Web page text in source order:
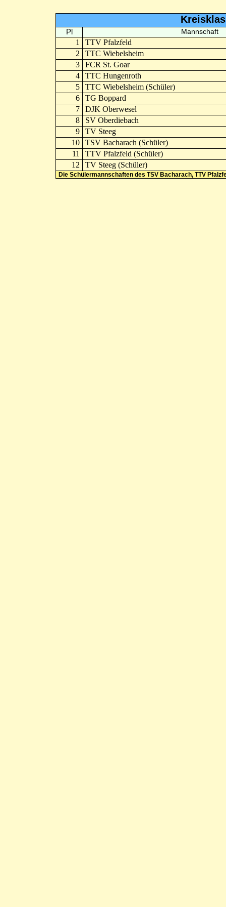
Pl Mannschaft
1
TTV Pfalzfeld
2
TTC Wiebelsheim
3
FCR St. Goar
4
TTC Hungenroth
5
TTC Wiebelsheim (Schüler)
6
TG Boppard
7
DJK Oberwesel
8
SV Oberdiebach
9
TV Steeg
10
TSV Bacharach (Schüler)
11
TTV Pfalzfeld (Schüler)
12
TV Steeg (Schüler)
Die Schülermannschaften des TSV Bacharach, TTV